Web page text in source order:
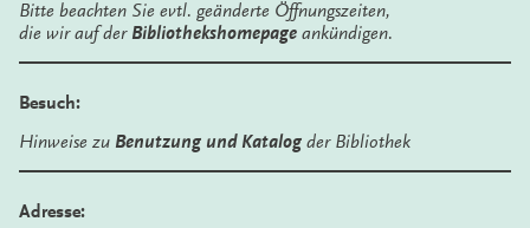
Bitte beachten Sie evtl. geänderte Öffnungszeiten,
die wir auf der Bibliothekshomepage ankündigen.
Besuch:
Hinweise zu Benutzung und Katalog der Bibliothek
Adresse: